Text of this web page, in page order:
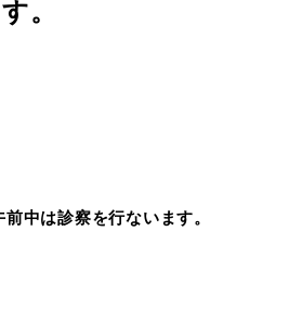
。
中は診察を行ないます。